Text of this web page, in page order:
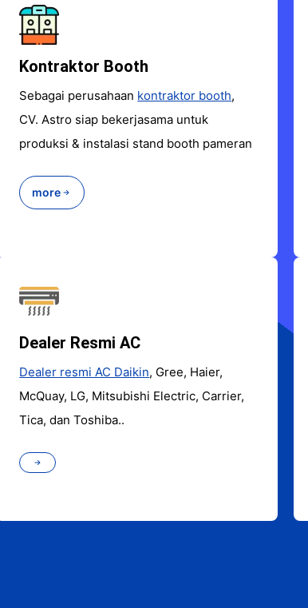
Kontraktor Booth
Sebagai perusahaan kontraktor booth,
CV. Astro siap bekerjasama untuk
produksi & instalasi stand booth pameran
more
Dealer Resmi AC
Dealer resmi AC Daikin, Gree, Haier,
McQuay, LG, Mitsubishi Electric, Carrier,
Tica, dan Toshiba..